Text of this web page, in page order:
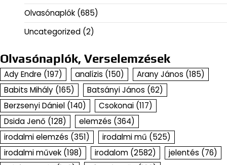
Olvasónaplók (685)
Uncategorized (2)
Olvasónaplók, Verselemzések
Ady Endre (197) analízis (150) Arany János (185)
Babits Mihály (165) Batsányi János (62)
Berzsenyi Dániel (140) Csokonai (117)
Dsida Jenő (128) elemzés (364)
irodalmi elemzés (351) irodalmi mű (525)
irodalmi művek (198) irodalom (2582) jelentés (76)